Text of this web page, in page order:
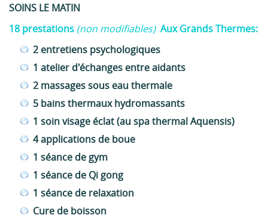
SOINS LE MATIN
18 prestations (non modifiables) Aux Grands Thermes:
2 entretiens psychologiques
1 atelier d'échanges entre aidants
2 massages sous eau thermale
5 bains thermaux hydromassants
1 soin visage éclat (au spa thermal Aquensis)
4 applications de boue
1 séance de gym
1 séance de Qi gong
1 séance de relaxation
Cure de boisson